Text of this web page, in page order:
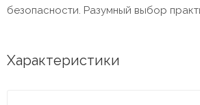
безопасности. Разумный выбор
Характеристики